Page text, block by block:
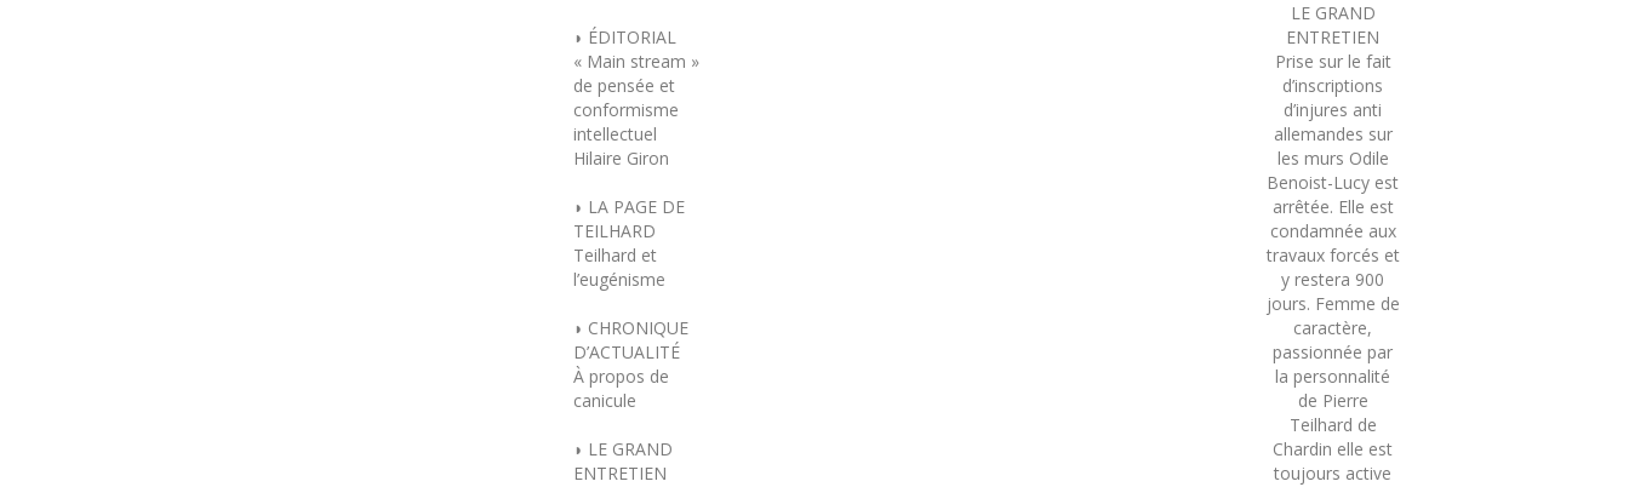
◗ ÉDITORIAL
« Main stream »
de pensée et
conformisme
intellectuel
Hilaire Giron
◗ LA PAGE DE
TEILHARD
Teilhard et
l’eugénisme
◗ CHRONIQUE
D’ACTUALITÉ
À propos de
canicule
◗ LE GRAND
ENTRETIEN
LE GRAND
ENTRETIEN
Prise sur le fait
d’inscriptions
d’injures anti
allemandes sur
les murs Odile
Benoist-Lucy est
arrêtée. Elle est
condamnée aux
travaux forcés et
y restera 900
jours. Femme de
caractère,
passionnée par
la personnalité
de Pierre
Teilhard de
Chardin elle est
toujours active